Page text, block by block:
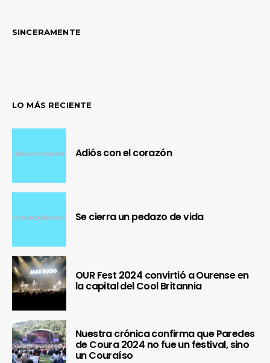
SINCERAMENTE
LO MÁS RECIENTE
Adiós con el corazón
Se cierra un pedazo de vida
OUR Fest 2024 convirtió a Ourense en
la capital del Cool Britannia
Nuestra crónica confirma que Paredes
de Coura 2024 no fue un festival, sino
un Couraíso